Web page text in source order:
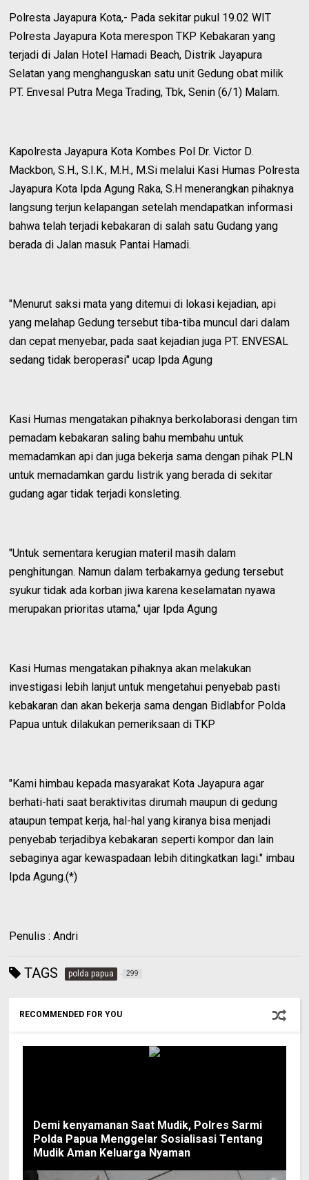
Polresta Jayapura Kota,- Pada sekitar pukul 19.02 WIT
Polresta Jayapura Kota merespon TKP Kebakaran yang
terjadi di Jalan Hotel Hamadi Beach, Distrik Jayapura
Selatan yang menghanguskan satu unit Gedung obat milik
PT. Envesal Putra Mega Trading, Tbk, Senin (6/1) Malam.
Kapolresta Jayapura Kota Kombes Pol Dr. Victor D.
Mackbon, S.H., S.I.K., M.H., M.Si melalui Kasi Humas Polresta
Jayapura Kota Ipda Agung Raka, S.H menerangkan pihaknya
langsung terjun kelapangan setelah mendapatkan informasi
bahwa telah terjadi kebakaran di salah satu Gudang yang
berada di Jalan masuk Pantai Hamadi.
"Menurut saksi mata yang ditemui di lokasi kejadian, api
yang melahap Gedung tersebut tiba-tiba muncul dari dalam
dan cepat menyebar, pada saat kejadian juga PT. ENVESAL
sedang tidak beroperasi" ucap Ipda Agung
Kasi Humas mengatakan pihaknya berkolaborasi dengan tim
pemadam kebakaran saling bahu membahu untuk
memadamkan api dan juga bekerja sama dengan pihak PLN
untuk memadamkan gardu listrik yang berada di sekitar
gudang agar tidak terjadi konsleting.
"Untuk sementara kerugian materil masih dalam
penghitungan. Namun dalam terbakarnya gedung tersebut
syukur tidak ada korban jiwa karena keselamatan nyawa
merupakan prioritas utama," ujar Ipda Agung
Kasi Humas mengatakan pihaknya akan melakukan
investigasi lebih lanjut untuk mengetahui penyebab pasti
kebakaran dan akan bekerja sama dengan Bidlabfor Polda
Papua untuk dilakukan pemeriksaan di TKP
"Kami himbau kepada masyarakat Kota Jayapura agar
berhati-hati saat beraktivitas dirumah maupun di gedung
ataupun tempat kerja, hal-hal yang kiranya bisa menjadi
penyebab terjadibya kebakaran seperti kompor dan lain
sebaginya agar kewaspadaan lebih ditingkatkan lagi." imbau
Ipda Agung.(*)
Penulis : Andri
TAGS polda papua 299
RECOMMENDED FOR YOU
Demi kenyamanan Saat Mudik, Polres Sarmi
Polda Papua Menggelar Sosialisasi Tentang
Mudik Aman Keluarga Nyaman